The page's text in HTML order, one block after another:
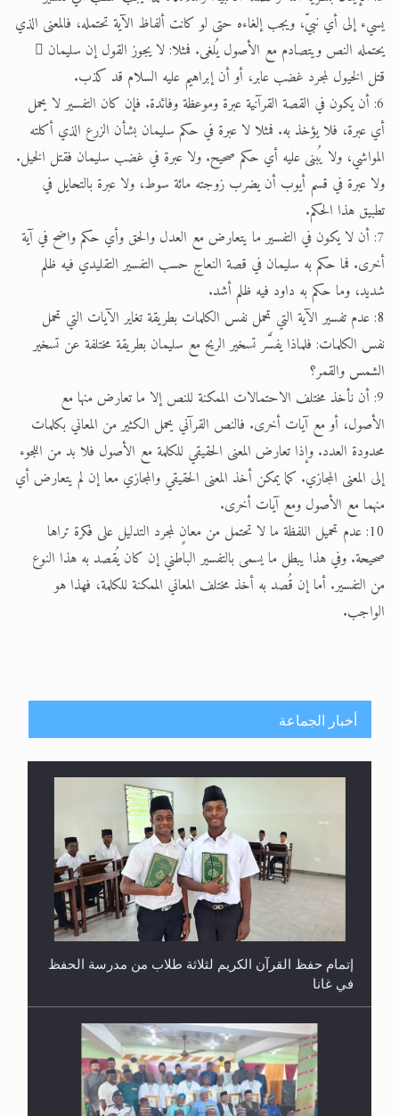
يسيء إلى أي نبيّ، ويجب إلغاءه حتى لو كانت ألفاظ الآية تحتمله، فالمعنى الذي
يحتمله النص ويتصادم مع الأصول يُلغى. فمثلا: لا يجوز القول إن سليمان 
قتل الخيول لمجرد غضب عابر، أو أن إبراهيم عليه السلام قد كذب.
6: أن يكون في القصة القرآنية عبرة وموعظة وفائدة. فإن كان التفسير لا يحمل
أي عبرة، فلا يؤخذ به. فمثلا لا عبرة في حكم سليمان بشأن الزرع الذي أكلته
المواشي، ولا يُبنى عليه أي حكم صحيح. ولا عبرة في غضب سليمان فقتل الخيل.
ولا عبرة في قسم أيوب أن يضرب زوجته مائة سوط، ولا عبرة بالتحايل في
تطبيق هذا الحكم.
7: أن لا يكون في التفسير ما يتعارض مع العدل والحق وأي حكم واضح في آية
أخرى. فما حكم به سليمان في قصة النعاج حسب التفسير التقليدي فيه ظلم
شديد، وما حكم به داود فيه ظلم أشد.
8: عدم تفسير الآية التي تحمل نفس الكلمات بطريقة تغاير الآيات التي تحمل
نفس الكلمات: فلماذا يفسَّر تسخير الريح مع سليمان بطريقة مختلفة عن تسخير
الشمس والقمر؟
9: أن نأخذ مختلف الاحتمالات الممكنة للنص إلا ما تعارض منها مع
الأصول، أو مع آيات أخرى. فالنص القرآني يحمل الكثير من المعاني بكلمات
محدودة العدد. وإذا تعارض المعنى الحقيقي للكلمة مع الأصول فلا بد من اللجوء
إلى المعنى المجازي. كما يمكن أخذ المعنى الحقيقي والمجازي معا إن لم يتعارض أي
منهما مع الأصول ومع آيات أخرى.
10: عدم تحميل اللفظة ما لا تحتمل من معانٍ لمجرد التدليل على فكرة تراها
صحيحة. وفي هذا يبطل ما يسمى بالتفسير الباطني إن كان يُقصد به هذا النوع
من التفسير. أما إن قُصد به أخذ مختلف المعاني الممكنة للكلمة، فهذا هو
الواجب.
أخبار الجماعة
إتمام حفظ القرآن الكريم لثلاثة طلاب من مدرسة الحفظ
في غانا